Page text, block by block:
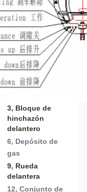
3, Bloque de
hinchazón
delantero
6, Depósito de
gas
9, Rueda
delantera
12, Conjunto de